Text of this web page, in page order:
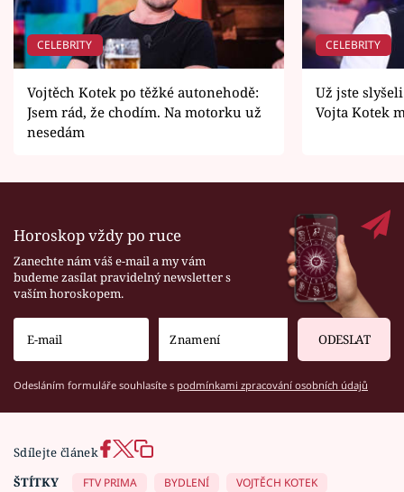
CELEBRITY
Vojtěch Kotek po těžké autonehodě:
Jsem rád, že chodím. Na motorku už
nesedám
CELEBRITY
Už jste
Vojta Kotek
Horoskop vždy po ruce
Zanechte nám váš e-mail a my vám
budeme zasílat pravidelný newsletter s
vaším horoskopem.
ODESLAT
Odesláním formuláře souhlasíte s podmínkami zpracování osobních údajů
Sdílejte článek
ŠTÍTKY
FTV PRIMA BYDLENÍ
VOJTĚCH KOTEK